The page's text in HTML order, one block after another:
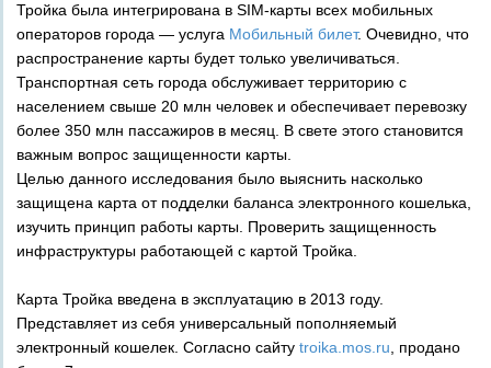
Тройка была интегрирована в SIM-карты всех мобильных
операторов города — услуга Мобильный билет. Очевидно, что
распространение карты будет только увеличиваться.
Транспортная сеть города обслуживает территорию с
населением свыше 20 млн человек и обеспечивает перевозку
более 350 млн пассажиров в месяц. В свете этого становится
важным вопрос защищенности карты.
Целью данного исследования было выяснить насколько
защищена карта от подделки баланса электронного кошелька,
изучить принцип работы карты. Проверить защищенность
инфраструктуры работающей с картой Тройка.
Карта Тройка введена в эксплуатацию в 2013 году.
Представляет из себя универсальный пополняемый
электронный кошелек. Согласно сайту troika.mos.ru, продано